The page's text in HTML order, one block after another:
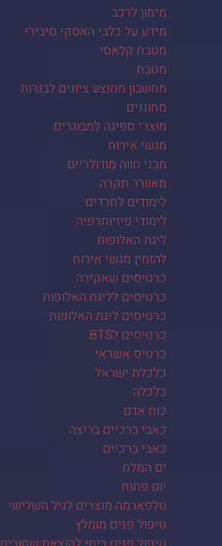
מימון לרכב
מידע על כלבי האסקי סיבירי
מטבח קלאסי
מטבח
מחשבון ממוצע ציונים לבגרות
מחוננים
מוצרי ספיגה למבוגרים
מגשי אירוח
מבני חווה מודולריים
מאוורר תקרה
לימודים לחרדים
לימודי פיזיותרפיה
ליגת האלופות
להזמין מגשי אירוח
כרטיסים שאקירה
כרטיסים לליגת האלופות
כרטיסים ליגת האלופות
כרטיסים לBTS
כרטיס אשראי
כלכלת ישראל
כלכלה
כוח אדם
כאבי ברכיים בריצה
כאבי ברכיים
ים המלח
יום פתוח
טלפארמה מוצרים לגיל השלישי
טיפול פנים מומלץ